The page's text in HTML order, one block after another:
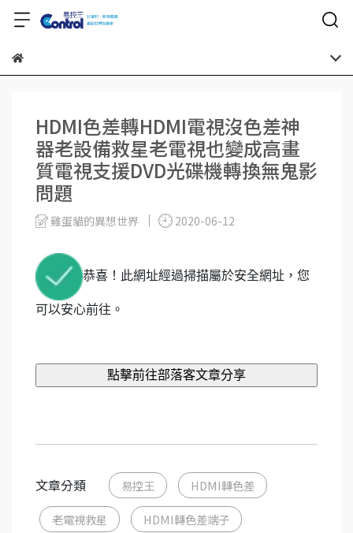
HDMI色差轉HDMI電視沒色差神
器老設備救星老電視也變成高畫
質電視支援DVD光碟機轉換無鬼影
問題
雞蛋貓的異想世界 2020-06-12
恭喜！此網址經過掃描屬於安全網址，您
可以安心前往。
文章分類 易控王 HDMI轉色差
老電視救星 HDMI轉色差端子